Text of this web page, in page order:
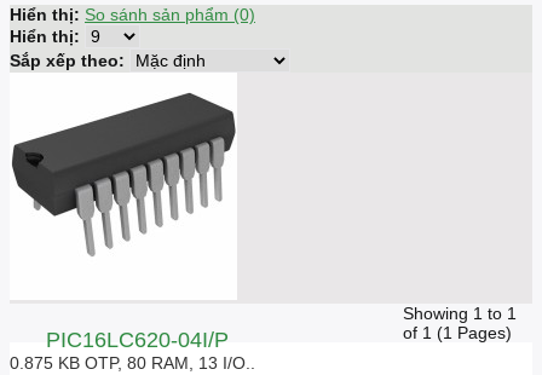
Hiển thị: So sánh sản phẩm (0)
Hiển thị:
Sắp xếp theo:
PIC16LC620-04I/P
0.875 KB OTP, 80 RAM, 13 I/O..
Showing 1 to 1
of 1 (1 Pages)